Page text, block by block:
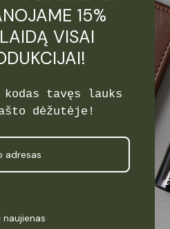
15%
VISAI
kodas tavęs lauks
dėžutėje!